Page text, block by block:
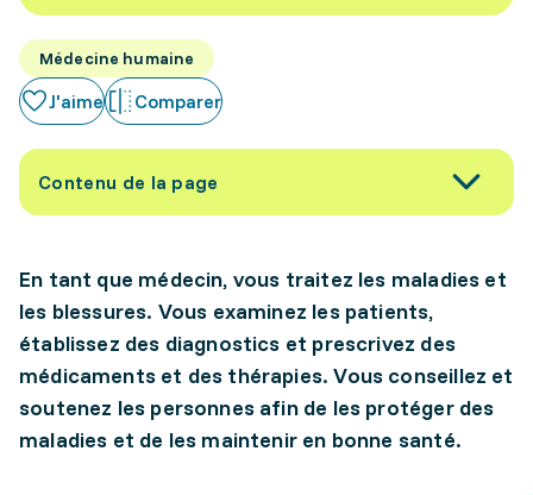
Médecine humaine
J'aime Comparer
Contenu de la page
En tant que médecin, vous traitez les maladies et
les blessures. Vous examinez les patients,
établissez des diagnostics et prescrivez des
médicaments et des thérapies. Vous conseillez et
soutenez les personnes afin de les protéger des
maladies et de les maintenir en bonne santé.